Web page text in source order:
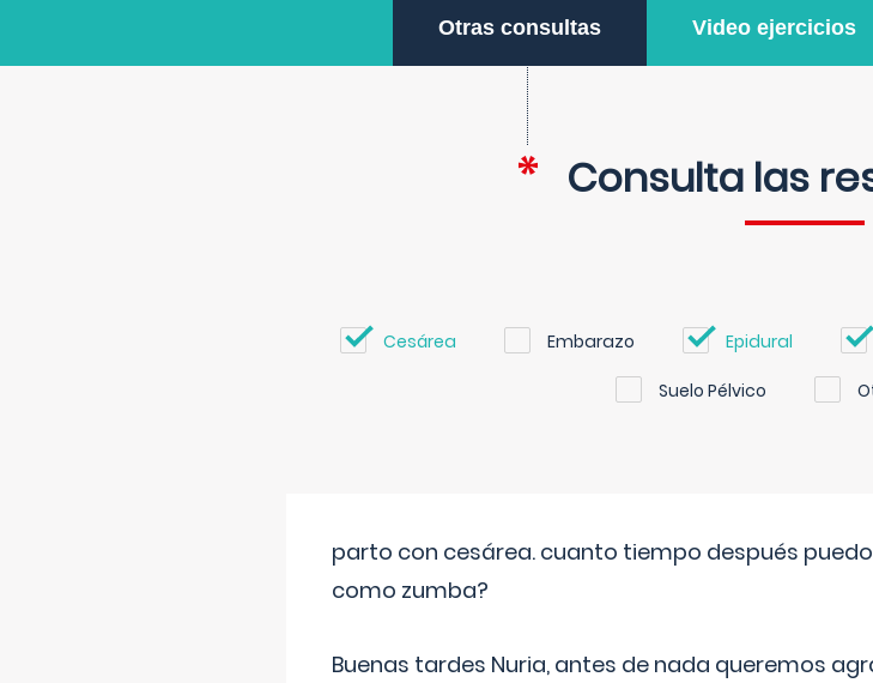
Otras consultas Video ejercicios
Consulta las
Cesárea Embarazo Epidural
Suelo Pélvico
parto con cesárea. cuanto tiempo después
como zumba?
Buenas tardes Nuria, antes de nada queremos